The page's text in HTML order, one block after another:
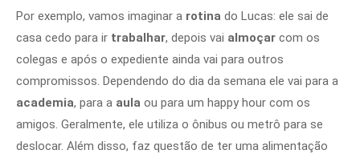
Por exemplo, vamos imaginar a rotina do Lucas: ele sai de
casa cedo para ir trabalhar, depois vai almoçar com os
colegas e após o expediente ainda vai para outros
compromissos. Dependendo do dia da semana ele vai para a
academia, para a aula ou para um happy hour com os
amigos. Geralmente, ele utiliza o ônibus ou metrô para se
deslocar. Além disso, faz questão de ter uma alimentação